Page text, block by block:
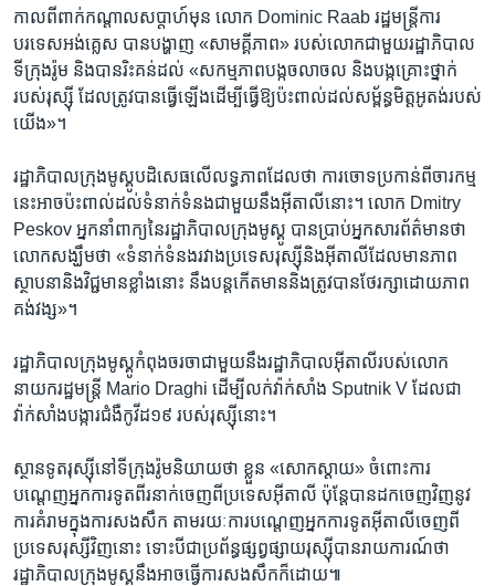
កាលពីពាក់​កណ្តាល​សប្តាហ៍​មុន លោក Dominic Raab រដ្ឋមន្ត្រី​ការ
បរទេស​អង់គ្លេស ​បាន​បង្ហាញ​ «សាមគ្គីភាព» របស់​លោក​ជាមួយ​រដ្ឋាភិបាល​
ទីក្រុង​រ៉ូម ​និង​បាន​រិះគន់​ដល់ «សកម្មភាព​បង្ក​ចលាចល និង​បង្ក​គ្រោះថ្នាក់​
របស់​រុស្ស៊ី ដែល​ត្រូវ​បាន​ធ្វើ​ឡើង​ដើម្បី​ធ្វើ​ឱ្យ​ប៉ះ​ពាល់ដល់​សម្ព័ន្ធមិត្ត​អូតង់​របស់​
យើង»។​
រដ្ឋាភិបាល​ក្រុង​មូស្គូ​បដិសេធ​លើ​លទ្ធភាព​ដែល​ថា ការ​ចោទប្រកាន់​ពី​ចារកម្ម​
នេះ​អាច​ប៉ះពាល់​ដល់​ទំនាក់ទំនង​ជាមួយ​នឹង​អ៊ីតាលី​នោះ​។ លោក Dmitry
Peskov អ្នកនាំ​ពាក្យ​នៃ​រដ្ឋាភិបាល​ក្រុង​មូស្គូ​ បាន​ប្រាប់​អ្នកសារព័ត៌មាន​ថា
លោក​សង្ឃឹម​ថា «ទំនាក់​ទំនង​រវាង​ប្រទេសរុស្ស៊ីនិង​អ៊ីតាលី​ដែល​មាន​ភាព​
ស្ថាបនា​និង​វិជ្ជមាន​ខ្លាំងនោះ ​នឹងបន្ត​កើត​មាន​និង​ត្រូវ​បានថែរក្សាដោយ​ភាព
គង់វង្ស»។​
រដ្ឋាភិបាល​ក្រុង​មូស្គូ​កំពុង​ចរចា​ជាមួយ​នឹង​រដ្ឋាភិបាល​អ៊ីតាលី​របស់​លោក​
នាយករដ្ឋមន្ត្រី Mario Draghi ដើម្បី​លក់​វ៉ាក់សាំង​ Sputnik V ​ដែល​ជា​
វ៉ាក់សាំងបង្ការជំងឺ​កូវីដ១៩ ​របស់​រុស្ស៊ី​នោះ​។
ស្ថានទូត​រុស្ស៊ី​នៅ​ទីក្រុង​រ៉ូម​និយាយ​ថា ខ្លួន «សោកស្តាយ» ចំពោះ​ការ​
បណ្តេញ​អ្នក​ការទូត​ពីរ​នាក់​ចេញ​ពី​ប្រទេសអ៊ីតាលី ​ប៉ុន្តែ​បាន​ដក​ចេញ​វិញ​នូវ​
ការ​គំរាម​ក្នុង​ការ​សងសឹក​ តាមរយៈ​ការ​បណ្តេញ​អ្នក​ការទូត​អ៊ីតាលី​ចេញ​ពី​
ប្រទេស​រុស្សី​វិញ​នោះ ​ទោះ​បី​ជា​ប្រព័ន្ធ​ផ្សព្វផ្សាយ​រុស្ស៊ី​បាន​រាយការណ៍​ថា​
រដ្ឋាភិបាល​ក្រុង​មូស្គូ​នឹងអាចធ្វើ​ការសង​សឹក​ក៏ដោយ៕